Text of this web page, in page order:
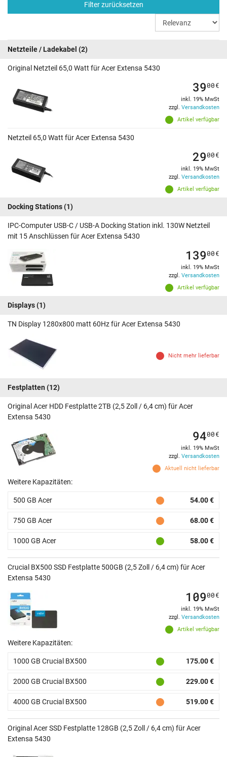
Filter zurücksetzen
Netzteile / Ladekabel (2)
Original Netzteil 65,0 Watt für Acer Extensa 5430
Artikel verfügbar
3900€
inkl. 19% MwSt
zzgl. Versandkosten
Netzteil 65,0 Watt für Acer Extensa 5430
Artikel verfügbar
2900€
inkl. 19% MwSt
zzgl. Versandkosten
Docking Stations(1)
IPC-Computer USB-C / USB-A Docking Station inkl. 130W Netzteil
mit 15 Anschlüssen für Acer Extensa 5430
Artikel verfügbar
13900€
inkl. 19% MwSt
zzgl. Versandkosten
Displays(1)
TN Display 1280x800 matt 60Hz für Acer Extensa 5430
Nicht mehr lieferbar
Festplatten (12)
Original Acer HDD Festplatte 2TB (2,5 Zoll / 6,4 cm) für Acer
Extensa 5430
Aktuell nicht lieferbar
9400€
inkl. 19% MwSt
zzgl. Versandkosten
Weitere Kapazitäten:
500 GB Acer 54.00 €
750 GB Acer 68.00 €
1000 GB Acer 58.00 €
Crucial BX500 SSD Festplatte 500GB (2,5 Zoll / 6,4 cm) für Acer
Extensa 5430
Artikel verfügbar
10900€
inkl. 19% MwSt
zzgl. Versandkosten
Weitere Kapazitäten:
1000 GB Crucial BX500 175.00 €
2000 GB Crucial BX500 229.00 €
4000 GB Crucial BX500 519.00 €
Original Acer SSD Festplatte 128GB (2,5 Zoll / 6,4 cm) für Acer
Extensa 5430